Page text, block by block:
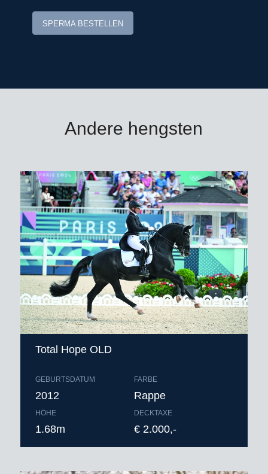
kosten € 250,00 + € 750,00 bij dracht)
excl. BTW, verzendkosten en afdracht.
SPERMA BESTELLEN
Andere hengsten
Total Hope OLD
GEBURTSDATUM
2012
HÖHE
1.68m
FARBE
Rappe
DECKTAXE
€ 2.000,-